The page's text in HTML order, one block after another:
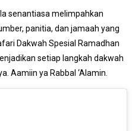
senantiasa melimpahkan
panitia, dan jamaah yang
Dakwah Spesial Ramadhan
setiap langkah dakwah
Aamiin ya Rabbal ‘Alamin.